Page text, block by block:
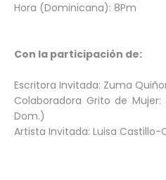
Hora (Dominicana): 8Pm
Con la participación de:
Escritora Invitada: Zuma
Colaboradora Grito de Mujer:
Dom.)
Artista Invitada: Luisa Castillo-